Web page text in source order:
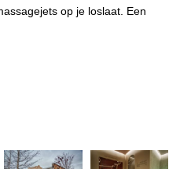
op je loslaat. Een